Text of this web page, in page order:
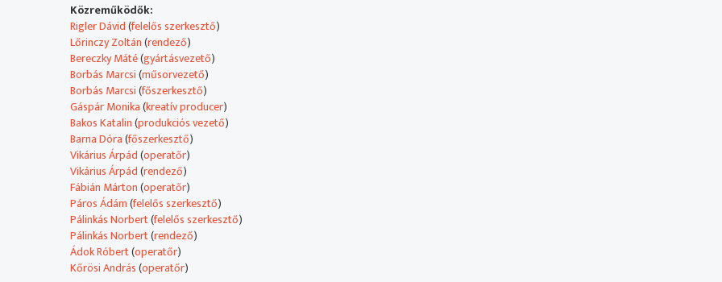
Közreműködők:
Rigler Dávid(felelős szerkesztő)
Lőrinczy Zoltán(rendező)
Bereczky Máté(gyártásvezető)
Borbás Marcsi(műsorvezető)
Borbás Marcsi(főszerkesztő)
Gáspár Monika(kreatív producer)
Bakos Katalin(produkciós vezető)
Barna Dóra(főszerkesztő)
Vikárius Árpád(operatőr)
Vikárius Árpád(rendező)
Fábián Márton(operatőr)
Páros Ádám(felelős szerkesztő)
Pálinkás Norbert(felelős szerkesztő)
Pálinkás Norbert(rendező)
Ádok Róbert(operatőr)
Kőrösi András(operatőr)